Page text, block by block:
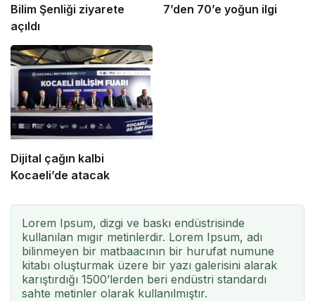
Bilim Şenliği ziyarete
açıldı
7’den 70’e yoğun ilgi
Dijital çağın kalbi
Kocaeli’de atacak
Lorem Ipsum, dizgi ve baskı endüstrisinde
kullanılan mıgır metinlerdir. Lorem Ipsum, adı
bilinmeyen bir matbaacının bir hurufat numune
kitabı oluşturmak üzere bir yazı galerisini alarak
karıştırdığı 1500’lerden beri endüstri standardı
sahte metinler olarak kullanılmıştır.